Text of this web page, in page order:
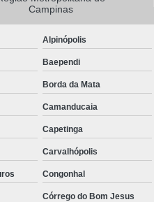
Social de Manga Longa
Manga Longa Masculina
Manga Longa Lisa
Preta Manga Longa
Masculina Social
Estampada Masculina
Social Masculina
Campinas
Alpinópolis
Baependi
Borda da Mata
Camanducaia
Capetinga
Carvalhópolis
Congonhal
Córrego do Bom Jesus